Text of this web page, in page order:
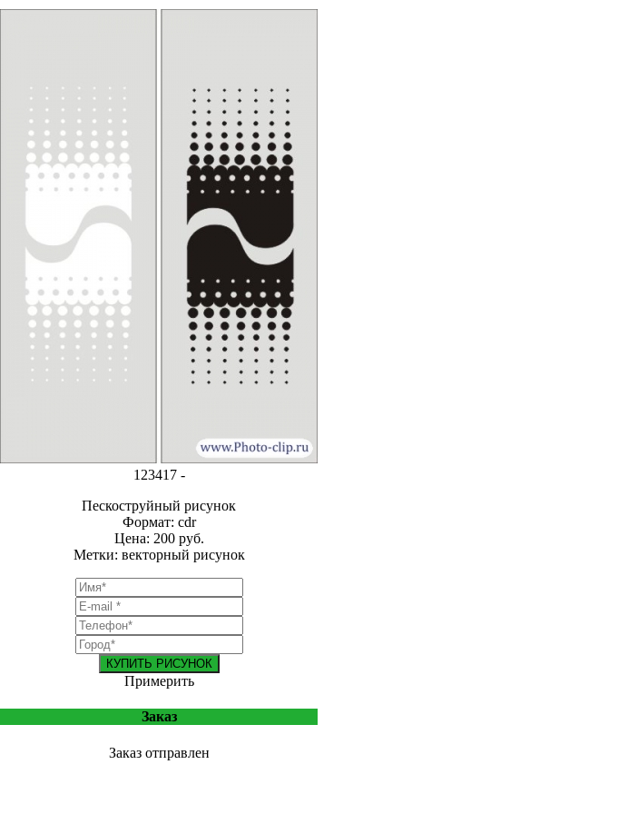
123417 -
Пескоструйный рисунок
Формат: cdr
Цена: 200 руб.
Метки: векторный рисунок
КУПИТЬ РИСУНОК
Примерить
Заказ
Заказ отправлен